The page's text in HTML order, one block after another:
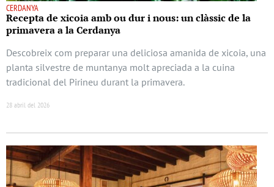
CERDANYA
Recepta de xicoia amb ou dur i nous: un clàssic de la
primavera a la Cerdanya
Descobreix com preparar una deliciosa amanida de xicoia, una
planta silvestre de muntanya molt apreciada a la cuina
tradicional del Pirineu durant la primavera.
28 abril del 2026